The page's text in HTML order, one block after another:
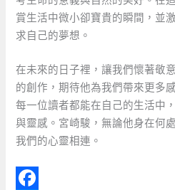
賞生活中微小卻寶貴的瞬間，並
求自己的夢想。
在未來的日子裡，讓我們懷著敬
的創作，期待他為我們帶來更多
每一位讀者都能在自己的生活中
與靈感。宮崎駿，無論他身在何
我們的心靈相連。